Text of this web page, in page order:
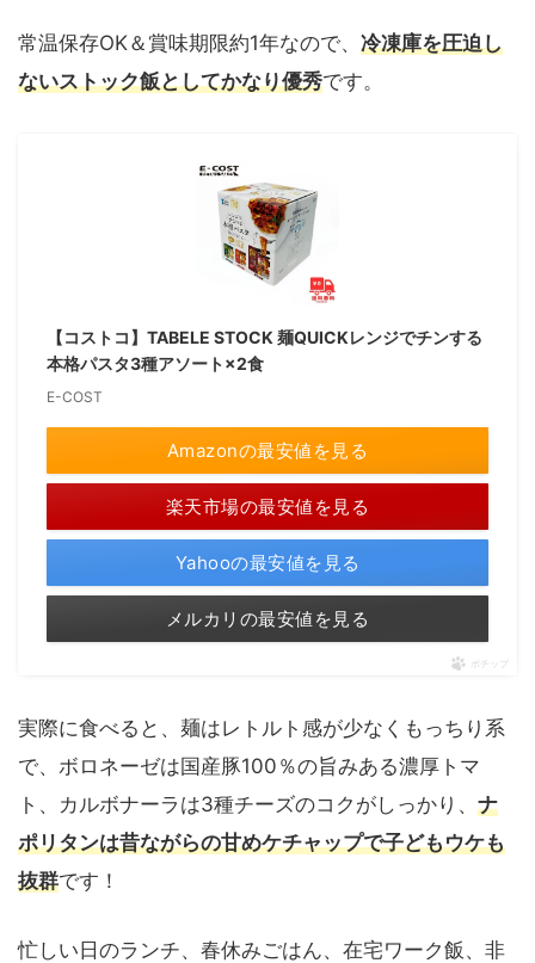
常温保存OK＆賞味期限約1年なので、 冷凍庫を圧迫し
ないストック飯としてかなり優秀です。
【コストコ】TABELE STOCK 麺QUICKレンジでチンする
本格パスタ3種アソート×2食
E-COST
Amazonの最安値を見る
楽天市場の最安値を見る
Yahooの最安値を見る
メルカリの最安値を見る
ポチップ
実際に食べると、麺はレトルト感が少なくもっちり系
で、ボロネーゼは国産豚100％の旨みある濃厚トマ
ト、カルボナーラは3種チーズのコクがしっかり、 ナ
ポリタンは昔ながらの甘めケチャップで子どもウケも
抜群です！
忙しい日のランチ、春休みごはん、在宅ワーク飯、非